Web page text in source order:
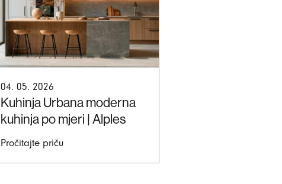
04. 05. 2026
Kuhinja Urbana moderna
kuhinja po mjeri | Alples
Pročitajte priču